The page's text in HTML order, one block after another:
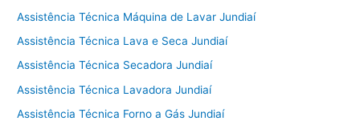
Assistência Técnica Máquina de Lavar Jundiaí
Assistência Técnica Lava e Seca Jundiaí
Assistência Técnica Secadora Jundiaí
Assistência Técnica Lavadora Jundiaí
Assistência Técnica Forno a Gás Jundiaí